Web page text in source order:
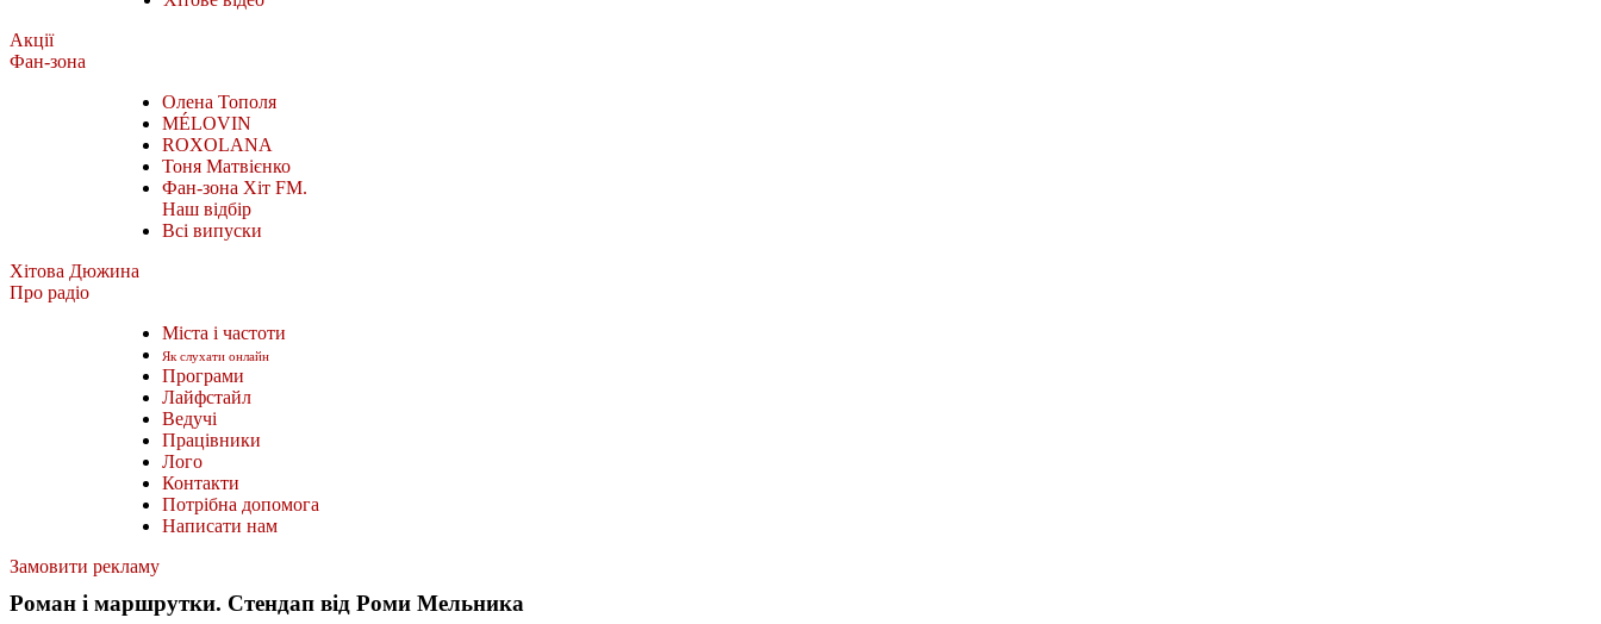
Акції
Фан-зона
Олена Тополя
MÉLOVIN
ROXOLANA
Тоня Матвієнко
Фан-зона Хіт FM.
Наш відбір
Всі випуски
Хітова Дюжина
Про радіо
Міста і частоти
Як слухати онлайн
Програми
Лайфстайл
Ведучі
Працівники
Лого
Контакти
Потрібна допомога
Написати нам
Замовити рекламу
Роман і маршрутки. Стендап від Роми Мельника